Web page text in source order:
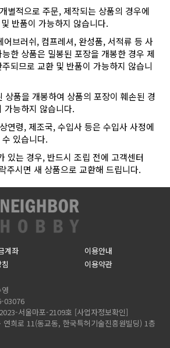
별적으로 주문, 제작되는 상품의 경우에
반품이 가능하지 않습니다.
어브러쉬, 컴프레셔, 완성품, 서적류 등 사
한 상품은 밀봉된 포장을 개봉한 경우 제
되므로 교환 및 반품이 가능하지 않습니
상품을 개봉하여 상품의 포장이 훼손된 경
가능하지 않습니다.
연령, 제조국, 수입사 등은 수입사 사정에
있습니다.
있는 경우, 반드시 조립 전에 고객센터
주시면 새 상품으로 교환해 드립니다.
계좌
이용안내
이용약관
03076
서울마포-2109호 [사업자정보확인]
희로 11(동교동, 한국특허기술진흥원빌딩) 1층